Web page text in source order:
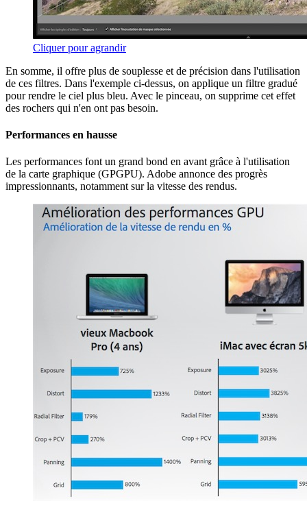
Cliquer pour agrandir
En somme, il offre plus de souplesse et de précision dans l'utilisation
de ces filtres. Dans l'exemple ci-dessus, on applique un filtre gradué
pour rendre le ciel plus bleu. Avec le pinceau, on supprime cet effet
des rochers qui n'en ont pas besoin.
Performances en hausse
Les performances font un grand bond en avant grâce à l'utilisation
de la carte graphique (GPGPU). Adobe annonce des progrès
impressionnants, notamment sur la vitesse des rendus.